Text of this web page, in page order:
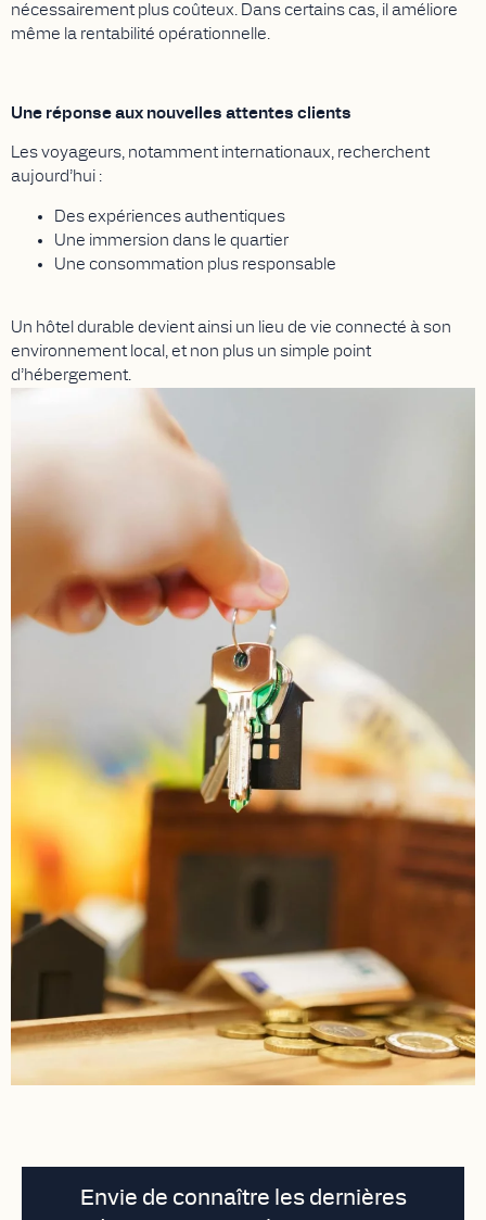
nécessairement plus coûteux. Dans certains cas, il améliore
même la rentabilité opérationnelle.
Une réponse aux nouvelles attentes clients
Les voyageurs, notamment internationaux, recherchent
aujourd’hui :
Des expériences authentiques
Une immersion dans le quartier
Une consommation plus responsable
Un hôtel durable devient ainsi un lieu de vie connecté à son
environnement local, et non plus un simple point
d’hébergement.
Envie de connaître les dernières